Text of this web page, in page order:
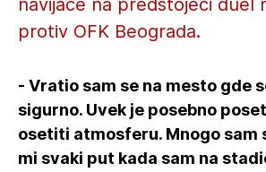
navijače na predstojeći duel
protiv OFK Beograda.
- Vratio sam se na mesto gde
sigurno. Uvek je posebno
osetiti atmosferu. Mnogo sam
mi svaki put kada sam na